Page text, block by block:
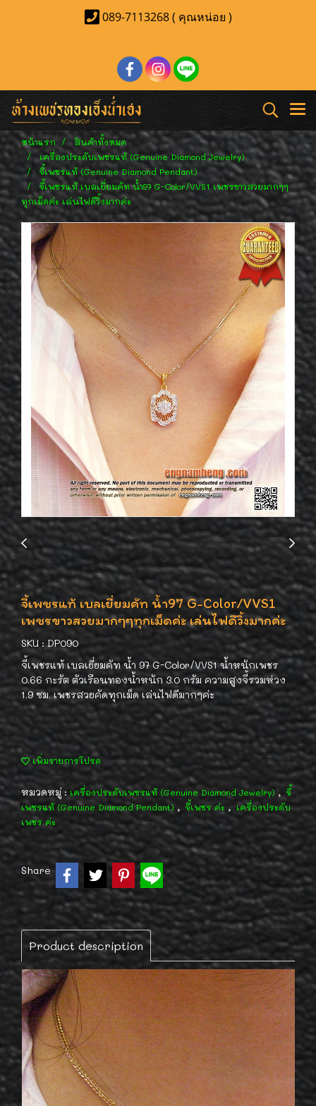
089-7113268 ( คุณหน่อย )
หน้าแรก
สินค้าทั้งหมด
เครื่องประดับเพชรแท้ (Genuine Diamond Jewelry)
จี้เพชรแท้ (Genuine Diamond Pendant)
จี้เพชรแท้ เบลเยี่ยมคัท น้ำ97 G-Color/VVS1 เพชรขาวสวยมากๆๆ
ทุกเม็ดค่ะ เล่นไฟดีวิ้งมากค่ะ
จี้เพชรแท้ เบลเยี่ยมคัท น้ำ97 G-Color/VVS1
เพชรขาวสวยมากๆๆทุกเม็ดค่ะ เล่นไฟดีวิ้งมากค่ะ
SKU : DP090
จี้เพชรแท้ เบลเยี่ยมคัท น้ำ 97 G-Color/VVS1 น้ำหนักเพชร
0.66 กะรัต ตัวเรือนทองน้ำหนัก 3.0 กรัม ความสูงจี้รวมห่วง
1.9 ซม. เพชรสวยคัดทุกเม็ด เล่นไฟดีมากๆค่ะ
เพิ่มรายการโปรด
หมวดหมู่ : เครื่องประดับเพชรแท้ (Genuine Diamond Jewelry) , จี้
เพชรแท้ (Genuine Diamond Pendant) , จี้เพชร ค่ะ , เครื่องประดับ
เพชร ค่ะ
Share
Product description